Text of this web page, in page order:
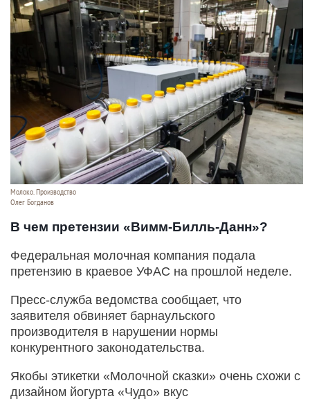
Молоко. Производство
Олег Богданов
В чем претензии «Вимм-Билль-Данн»?
Федеральная молочная компания подала
претензию в краевое УФАС на прошлой неделе.
Пресс-служба ведомства сообщает, что
заявителя обвиняет барнаульского
производителя в нарушении нормы
конкурентного законодательства.
Якобы этикетки «Молочной сказки» очень схожи с
дизайном йогурта «Чудо» вкус